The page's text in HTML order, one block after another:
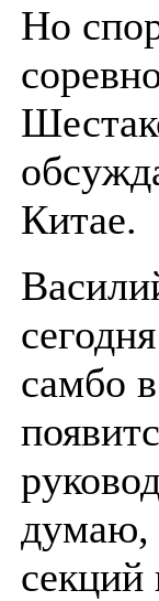
Но
Китае.
самбо
думаю,
секций